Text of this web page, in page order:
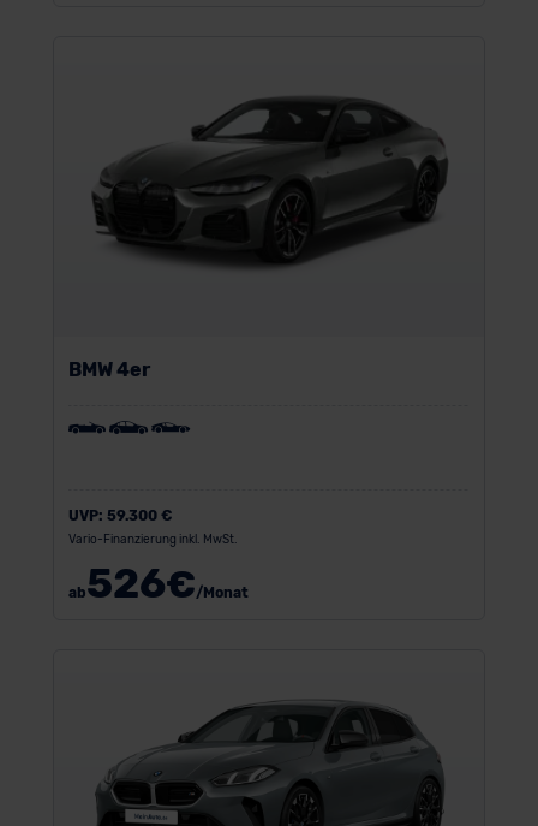
BMW 4er
UVP: 59.300 €
Vario-Finanzierung inkl. MwSt.
ab526€/Monat